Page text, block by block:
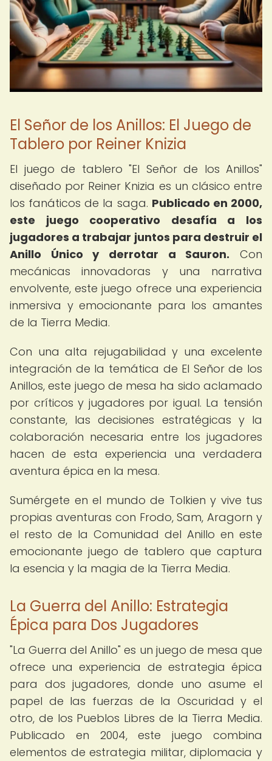
El Señor de los Anillos: El Juego de
Tablero por Reiner Knizia
El juego de tablero "El Señor de los Anillos"
diseñado por Reiner Knizia es un clásico entre
los fanáticos de la saga. Publicado en 2000,
este juego cooperativo desafía a los
jugadores a trabajar juntos para destruir el
Anillo Único y derrotar a Sauron. Con
mecánicas innovadoras y una narrativa
envolvente, este juego ofrece una experiencia
inmersiva y emocionante para los amantes
de la Tierra Media.
Con una alta rejugabilidad y una excelente
integración de la temática de El Señor de los
Anillos, este juego de mesa ha sido aclamado
por críticos y jugadores por igual. La tensión
constante, las decisiones estratégicas y la
colaboración necesaria entre los jugadores
hacen de esta experiencia una verdadera
aventura épica en la mesa.
Sumérgete en el mundo de Tolkien y vive tus
propias aventuras con Frodo, Sam, Aragorn y
el resto de la Comunidad del Anillo en este
emocionante juego de tablero que captura
la esencia y la magia de la Tierra Media.
La Guerra del Anillo: Estrategia
Épica para Dos Jugadores
"La Guerra del Anillo" es un juego de mesa que
ofrece una experiencia de estrategia épica
para dos jugadores, donde uno asume el
papel de las fuerzas de la Oscuridad y el
otro, de los Pueblos Libres de la Tierra Media.
Publicado en 2004, este juego combina
elementos de estrategia militar, diplomacia y